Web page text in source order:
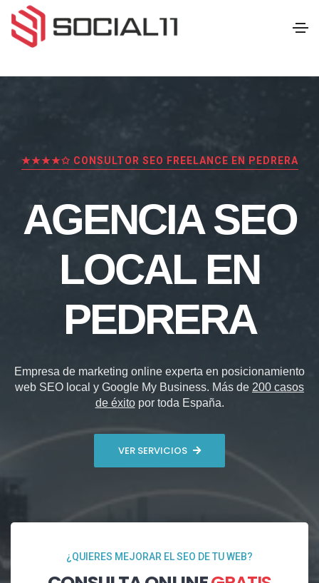
★★★★✩ CONSULTOR SEO FREELANCE EN PEDRERA
AGENCIA SEO
LOCAL EN
PEDRERA
Empresa de marketing online experta en posicionamiento
web SEO local y Google My Business. Más de 200 casos
de éxitopor toda España.
VER SERVICIOS
¿QUIERES MEJORAR EL SEO DE TU WEB?